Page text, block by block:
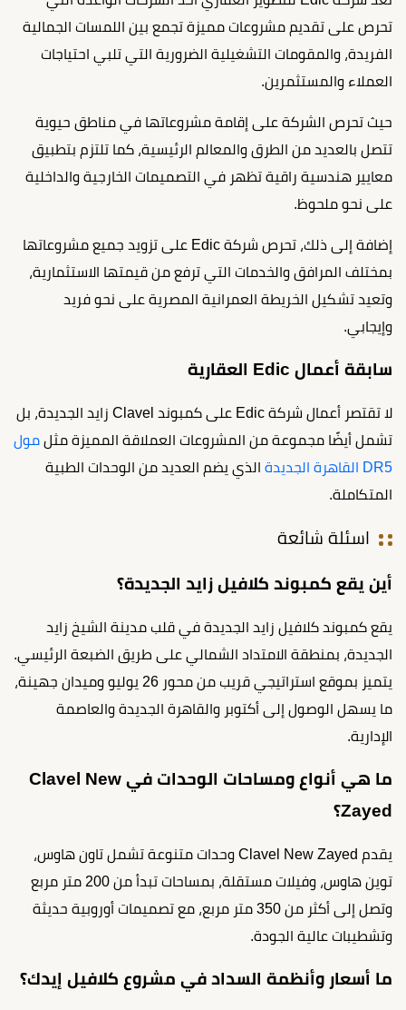
تحرص على تقديم مشروعات مميزة تجمع بين اللمسات الجمالية
الفريدة، والمقومات التشغيلية الضرورية التي تلبي احتياجات
العملاء والمستثمرين.
حيث تحرص الشركة على إقامة مشروعاتها في مناطق حيوية
تتصل بالعديد من الطرق والمعالم الرئيسية، كما تلتزم بتطبيق
معايير هندسية راقية تظهر في التصميمات الخارجية والداخلية
على نحو ملحوظ.
إضافة إلى ذلك، تحرص شركة Edic على تزويد جميع مشروعاتها
بمختلف المرافق والخدمات التي ترفع من قيمتها الاستثمارية،
وتعيد تشكيل الخريطة العمرانية المصرية على نحو فريد
وإيجابي.
سابقة أعمال Edic العقارية
لا تقتصر أعمال شركة Edic على كمبوند Clavel زايد الجديدة، بل
تشمل أيضًا مجموعة من المشروعات العملاقة المميزة مثل مول
DR5 القاهرة الجديدة
الذي يضم العديد من الوحدات الطبية
المتكاملة.
اسئلة شائعة
أين يقع كمبوند كلافيل زايد الجديدة؟
يقع كمبوند كلافيل زايد الجديدة في قلب مدينة الشيخ زايد
الجديدة، بمنطقة الامتداد الشمالي على طريق الضبعة الرئيسي.
يتميز بموقع استراتيجي قريب من محور 26 يوليو وميدان جهينة،
ما يسهل الوصول إلى أكتوبر والقاهرة الجديدة والعاصمة
الإدارية.
ما هي أنواع ومساحات الوحدات في Clavel New
Zayed؟
يقدم Clavel New Zayed وحدات متنوعة تشمل تاون هاوس،
توين هاوس، وفيلات مستقلة، بمساحات تبدأ من 200 متر مربع
وتصل إلى أكثر من 350 متر مربع، مع تصميمات أوروبية حديثة
وتشطيبات عالية الجودة.
ما أسعار وأنظمة السداد في مشروع كلافيل إيدك؟